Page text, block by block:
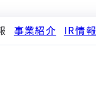
事業紹介 IR情報